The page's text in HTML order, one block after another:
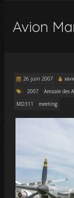
Avion
26 juin 2007
2007
Amicale des
MD311
meeting